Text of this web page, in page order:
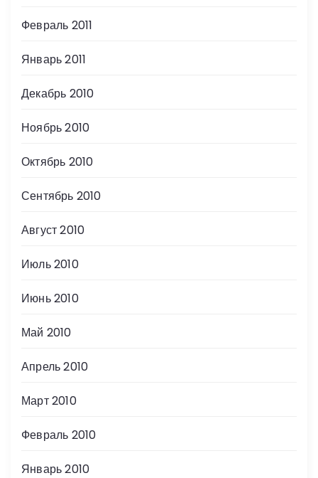
Февраль 2011
Январь 2011
Декабрь 2010
Ноябрь 2010
Октябрь 2010
Сентябрь 2010
Август 2010
Июль 2010
Июнь 2010
Май 2010
Апрель 2010
Март 2010
Февраль 2010
Январь 2010